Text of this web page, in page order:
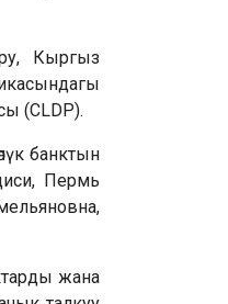
Кыргыз
(CLDP).
банктын
Пермь
жана